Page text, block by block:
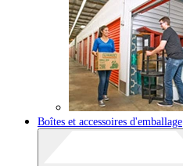
Boîtes et accessoires d'emballage